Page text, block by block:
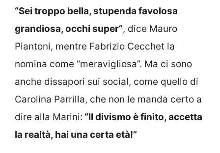
“Sei troppo bella, stupenda favolosa
grandiosa, occhi super”, dice Mauro
Piantoni, mentre Fabrizio Cecchet la
nomina come “meravigliosa”. Ma ci sono
anche dissapori sui social, come quello di
Carolina Parrilla, che non le manda certo a
dire alla Marini: “Il divismo è finito, accetta
la realtà, hai una certa età!”